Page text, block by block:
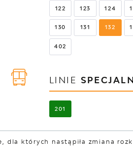
122 123 124
130 131 132
402
LINIE
201
dla których nastąpiła zmiana